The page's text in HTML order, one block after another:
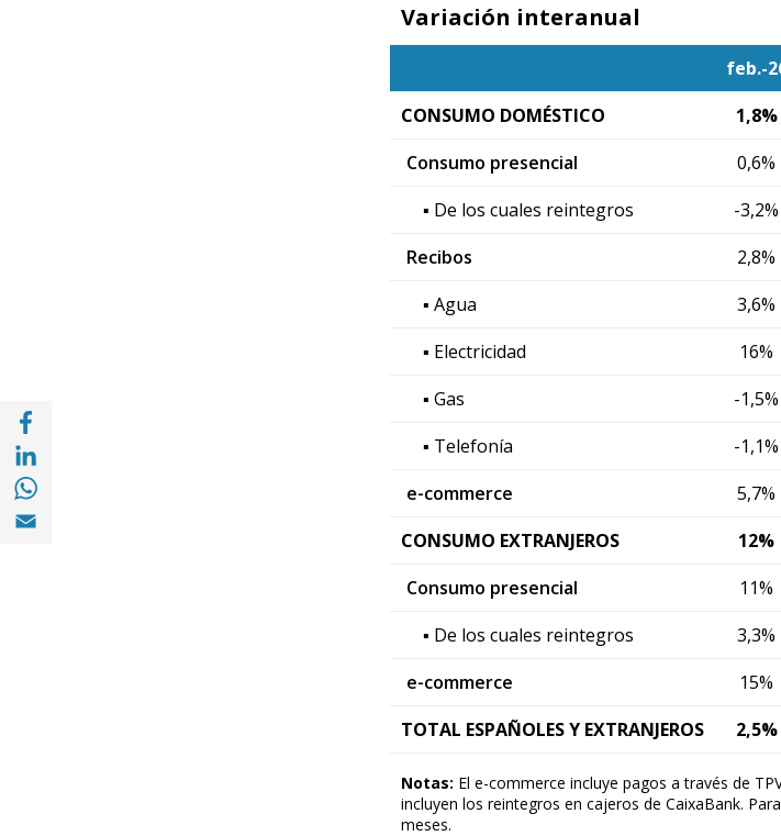
Share with Facebook (opens in a new window)
Share with with Linkedin (opens in a new window)
Variación interanual
feb.-
CONSUMO DOMÉSTICO
1,8%
Consumo presencial
0,6%
▪ De los cuales reintegros
-3,2%
Recibos
2,8%
▪ Agua
3,6%
▪ Electricidad
16%
▪ Gas
-1,5%
▪ Telefonía
-1,1%
e-commerce
5,7%
CONSUMO EXTRANJEROS
12%
Consumo presencial
11%
▪ De los cuales reintegros
3,3%
e-commerce
15%
TOTAL ESPAÑOLES Y EXTRANJEROS
2,5%
Notas: El e-commerce incluye pagos a través de
incluyen los reintegros en cajeros de CaixaBank.
meses.